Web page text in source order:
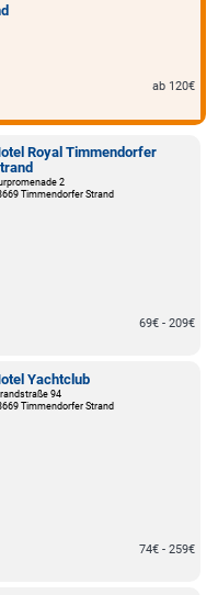
ab 120€
Royal Timmendorfer
2
Timmendorfer Strand
69€ - 209€
Yachtclub
94
Timmendorfer Strand
74€ - 259€